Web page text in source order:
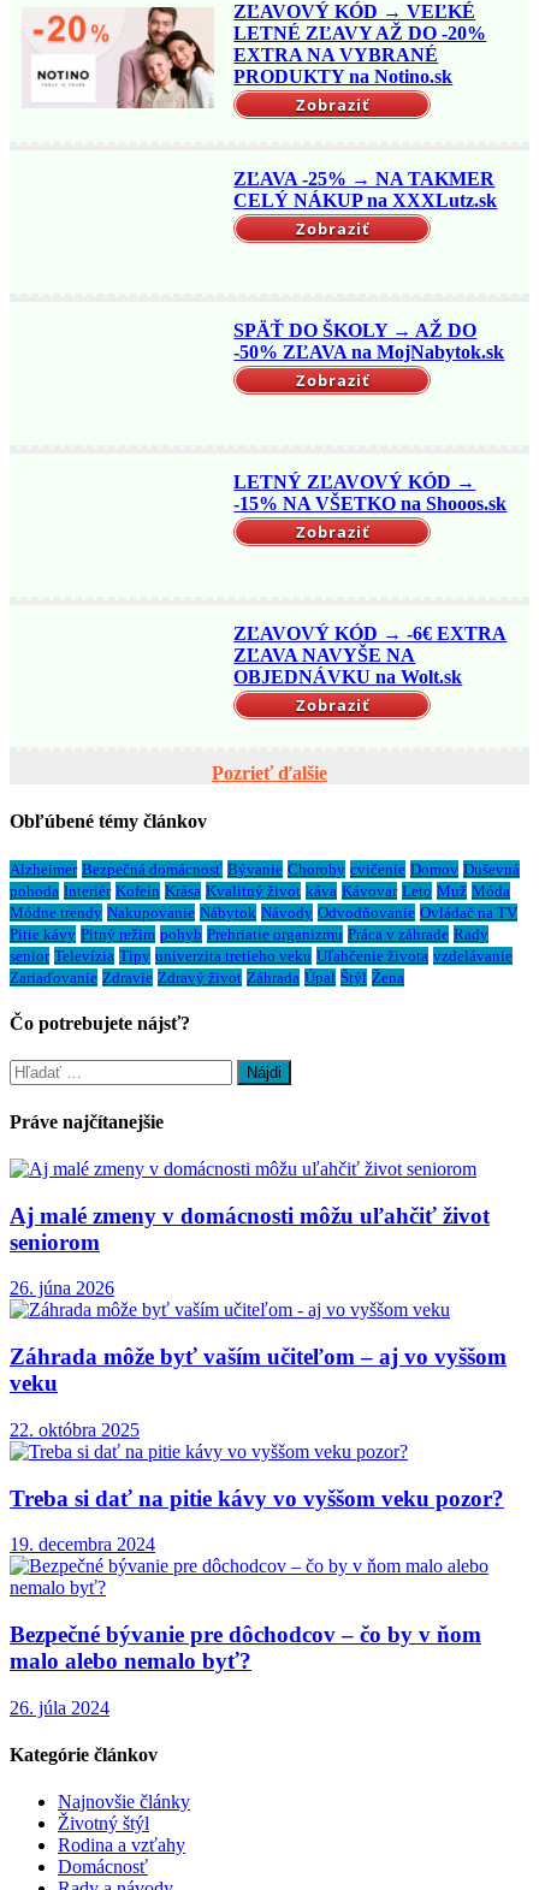
ZĽAVOVÝ KÓD → VEĽKÉ
LETNÉ ZĽAVY AŽ DO -20%
EXTRA NA VYBRANÉ
PRODUKTY na Notino.sk
Zobraziť
ZĽAVA -25% → NA TAKMER
CELÝ NÁKUP na XXXLutz.sk
Zobraziť
SPÄŤ DO ŠKOLY → AŽ DO
-50% ZĽAVA na MojNabytok.sk
Zobraziť
LETNÝ ZĽAVOVÝ KÓD →
-15% NA VŠETKO na Shooos.sk
Zobraziť
ZĽAVOVÝ KÓD → -6€ EXTRA
ZĽAVA NAVYŠE NA
OBJEDNÁVKU na Wolt.sk
Zobraziť
Pozrieť ďalšie
Obľúbené témy článkov
Alzheimer Bezpečná domácnosť Bývanie Choroby cvičenie Domov Duševná
pohoda Interiér Kofeín Krása Kvalitný život káva Kávovar Leto Muž Móda
Módne trendy Nakupovanie Nábytok Návody Odvodňovanie Ovládač na TV
Pitie kávy Pitný režim pohyb Prehriatie organizmu Práca v záhrade Rady
senior Televízia Tipy univerzita tretieho veku Uľahčenie života vzdelávanie
Zariaďovanie Zdravie Zdravý život Záhrada Úpal Štýl Žena
Čo potrebujete nájsť?
Hľadať:
Práve najčítanejšie
Aj malé zmeny v domácnosti môžu uľahčiť život
seniorom
26. júna 2026
Záhrada môže byť vaším učiteľom – aj vo vyššom
veku
22. októbra 2025
Treba si dať na pitie kávy vo vyššom veku pozor?
19. decembra 2024
Bezpečné bývanie pre dôchodcov – čo by v ňom
malo alebo nemalo byť?
26. júla 2024
Kategórie článkov
Najnovšie články
Životný štýl
Rodina a vzťahy
Domácnosť